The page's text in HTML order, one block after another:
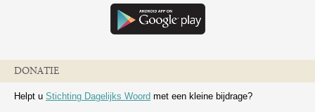
DONATIE
Helpt u Stichting Dagelijks Woord met een kleine bijdrage?